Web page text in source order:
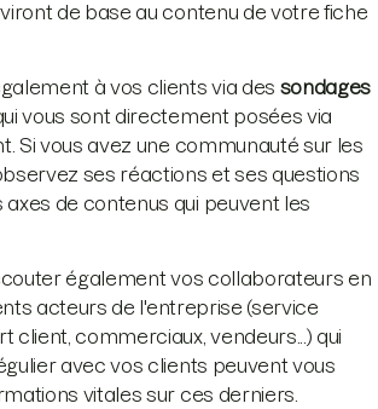
de base au contenu de votre fiche
à vos clients via des sondages
vous sont directement posées via
Si vous avez une communauté sur les
ses réactions et ses questions
de contenus qui peuvent les
également vos collaborateurs en
acteurs de l'entreprise (service
client, commerciaux, vendeurs...) qui
avec vos clients peuvent vous
vitales sur ces derniers.